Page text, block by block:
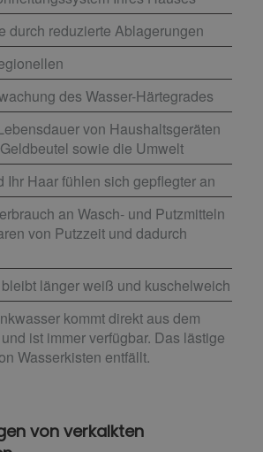
durch reduzierte Ablagerungen
des Wasser-Härtegrades
von Haushaltsgeräten
sowie die Umwelt
Ihr Haar fühlen sich gepflegter an
an Wasch- und Putzmitteln
von Putzzeit und dadurch
länger weiß und kuschelweich
kommt direkt aus dem
ist immer verfügbar. Das lästige
Wasserkisten entfällt.
von verkalkten